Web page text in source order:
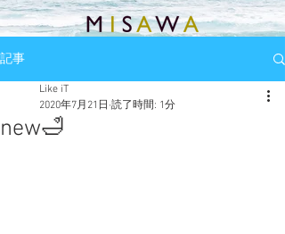
記事
new🛁
Like iT
2020年7月21日 読了時間: 1分